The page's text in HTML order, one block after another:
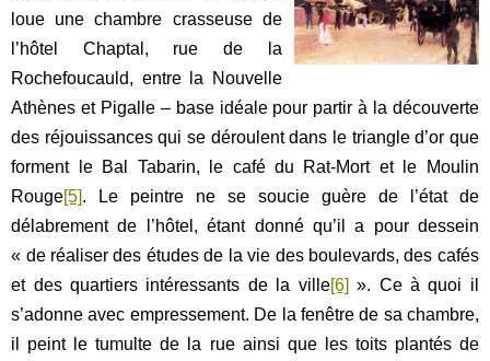
loue une chambre crasseuse de
l’hôtel Chaptal, rue de la
Rochefoucauld, entre la Nouvelle
Athènes et Pigalle – base idéale pour partir à la découverte
des réjouissances qui se déroulent dans le triangle d’or que
forment le Bal Tabarin, le café du Rat-Mort et le Moulin
Rouge[5]. Le peintre ne se soucie guère de l’état de
délabrement de l’hôtel, étant donné qu’il a pour dessein
« de réaliser des études de la vie des boulevards, des cafés
et des quartiers intéressants de la ville[6] ». Ce à quoi il
s’adonne avec empressement. De la fenêtre de sa chambre,
il peint le tumulte de la rue ainsi que les toits plantés de